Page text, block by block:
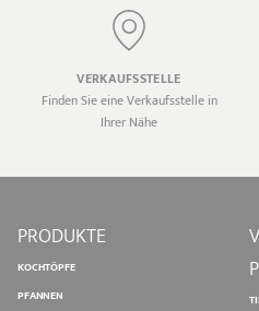
VERKAUFSSTELLE
Finden Sie eine Verkaufsstelle in
Ihrer Nähe
PRODUKTE
KOCHTÖPFE
PFANNEN